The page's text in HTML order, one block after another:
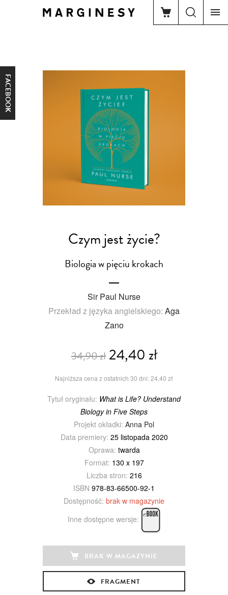
FACEBOOK
Czym jest życie?
Biologia w pięciu krokach
Sir Paul Nurse
Przekład z języka angielskiego: Aga
Zano
34,90 zł24,40 zł
Najniższa cena z ostatnich 30 dni: 24,40 zł
Tytuł oryginału: What is Life? Understand
Biology in Five Steps
Projekt okładki: Anna Pol
Data premiery: 25 listopada 2020
Oprawa: twarda
Format: 130 x 197
Liczba stron: 216
ISBN 978-83-66500-92-1
Dostępność: brak w magazynie
Inne dostępne wersje:
BRAK W MAGAZYNIE
FRAGMENT